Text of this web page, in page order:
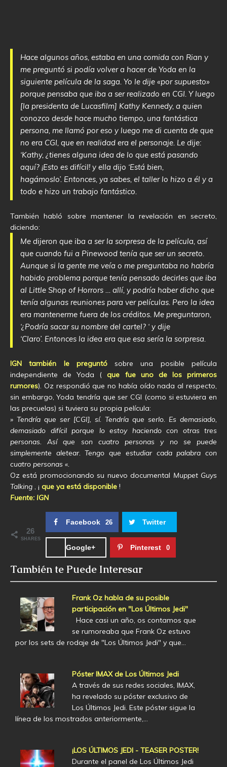
Hace algunos años, estaba en una comida con Rian y
me preguntó si podía volver a hacer de Yoda en la
siguiente película de la saga. Yo le dije «por supuesto»
porque pensaba que iba a ser realizado en CGI. Y luego
[la presidenta de Lucasfilm] Kathy Kennedy, a quien
conozco desde hace mucho tiempo, una fantástica
persona, me llamó por eso y luego me di cuenta de que
no era CGI, que en realidad era el personaje. Le dije:
‘Kathy, ¿tienes alguna idea de lo que está pasando
aquí? ¡Esto es difícil! y ella dijo ‘Está bien,
hagámoslo’. Entonces, ya sabes, el taller lo hizo a él y a
todo e hizo un trabajo fantástico.
También habló sobre mantener la revelación en secreto,
diciendo:
Me dijeron que iba a ser la sorpresa de la película, así
que cuando fui a Pinewood tenía que ser un secreto.
Aunque si la gente me veía o me preguntaba no habría
habido problema porque tenía pensado decirles que iba
al Little Shop of Horrors … allí, y podría haber dicho que
tenía algunas reuniones para ver películas. Pero la idea
era mantenerme fuera de los créditos. Me preguntaron,
‘¿Podría sacar su nombre del cartel? ‘ y dije
‘Claro’. Entonces la idea era que esa sería la sorpresa.
IGN también le preguntósobre una posible película
independiente de Yoda (que fue uno de los primeros
rumores). Oz respondió que no había oído nada al respecto,
sin embargo, Yoda tendría que ser CGI (como si estuviera en
las precuelas) si tuviera su propia película:
» Tendría que ser [CGI], sí. Tendría que serlo. Es demasiado,
demasiado difícil porque lo estoy haciendo con otras tres
personas. Así que son cuatro personas y no se puede
simplemente aletear. Tengo que estudiar cada palabra con
cuatro personas «.
Oz está promocionando su nuevo documental Muppet Guys
Talking , ¡ que ya está disponible !
Fuente: IGN
26
SHARES
Facebook 26 Twitter
Google+ Pinterest 0
También te Puede Interesar
Frank Oz habla de su posible
participación en "Los Últimos Jedi"
Hace casi un año, os contamos que
se rumoreaba que Frank Oz estuvo
por los sets de rodaje de "Los Últimos Jedi" y que…
Póster IMAX de Los Últimos Jedi
A través de sus redes sociales, IMAX,
ha revelado su póster exclusivo de
Los Últimos Jedi. Este póster sigue la
línea de los mostrados anteriormente,…
¡LOS ÚLTIMOS JEDI - TEASER POSTER!
Durante el panel de Los Últimos Jedi